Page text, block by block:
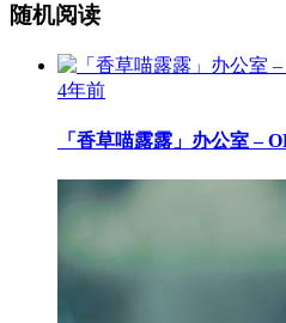
随机阅读
4年前
「香草喵露露」办公室 –